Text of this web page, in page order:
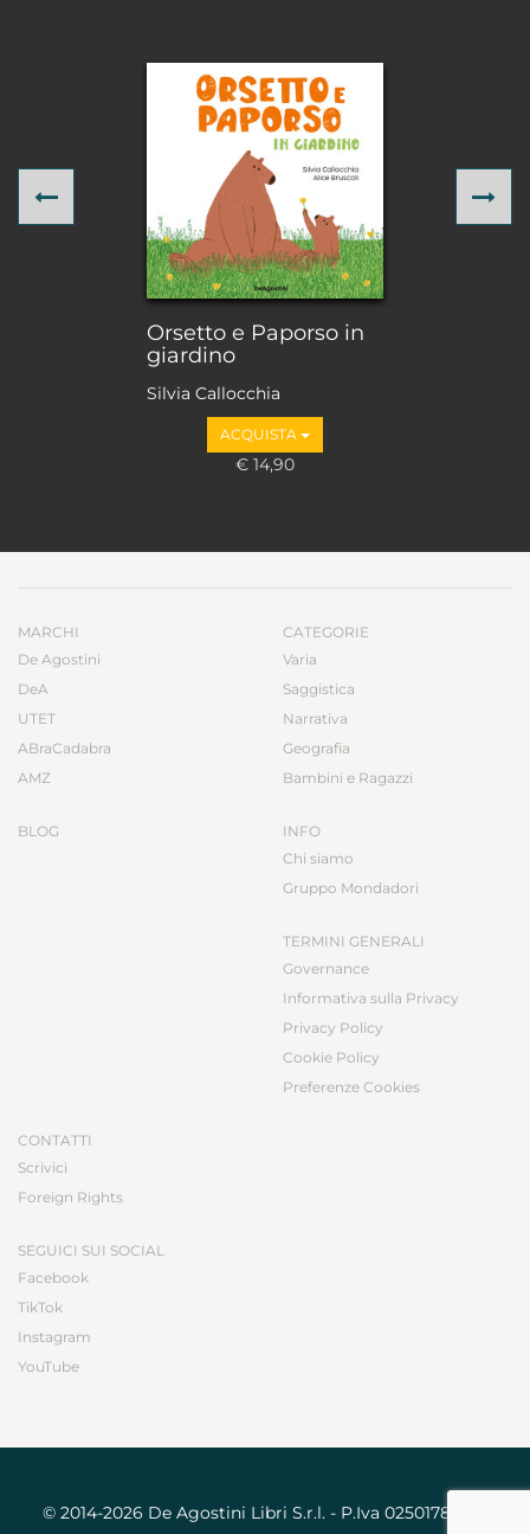
Orsetto e Paporso in
giardino
Silvia Callocchia
ACQUISTA
€ 14,90
Previous
MARCHI
De Agostini
DeA
UTET
ABraCadabra
AMZ
BLOG
CATEGORIE
Varia
Saggistica
Narrativa
Geografia
Bambini e Ragazzi
INFO
Chi siamo
Gruppo Mondadori
TERMINI GENERALI
Governance
Informativa sulla Privacy
Privacy Policy
Cookie Policy
Preferenze Cookies
CONTATTI
Scrivici
Foreign Rights
SEGUICI SUI SOCIAL
Facebook
TikTok
Instagram
YouTube
© 2014-2026 De Agostini Libri S.r.l. - P.Iva 02501780031